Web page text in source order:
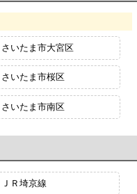
さいたま市大宮区
さいたま市桜区
さいたま市南区
ＪＲ埼京線